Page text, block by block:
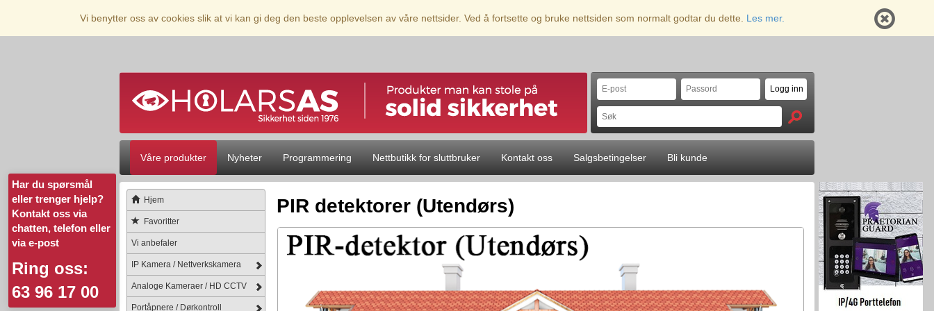
Vi benytter oss av cookies slik at vi kan gi deg den beste opplevelsen av våre nettsider. Ved å fortsette og bruke nettsiden som normalt godtar du dette. Les mer.
Har du spørsmål
eller trenger hjelp?
Kontakt oss via
chatten, telefon eller
via e-post
Ring oss:
63 96 17 00
Våre produkter Nyheter Programmering Nettbutikk for sluttbruker Kontakt oss Salgsbetingelser Bli kunde
Hjem
Favoritter
Vi anbefaler
IP Kamera / Nettverkskamera
Analoge Kameraer / HD CCTV
Portåpnere / Dørkontroll
PIR detektorer (Utendørs)